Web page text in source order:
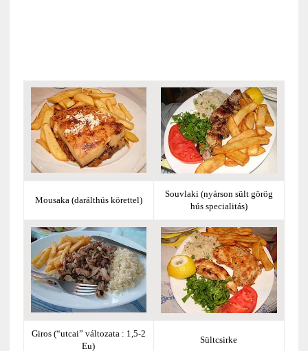
Mousaka (darálthús körettel)
Souvlaki (nyárson sült görög
hús specialitás)
Giros (“utcai” változata : 1,5-2
Eu)
Sültcsirke